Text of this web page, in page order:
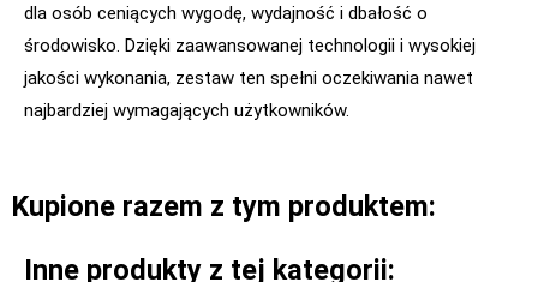
dla osób ceniących wygodę, wydajność i dbałość o
środowisko. Dzięki zaawansowanej technologii i wysokiej
jakości wykonania, zestaw ten spełni oczekiwania nawet
najbardziej wymagających użytkowników.
Kupione razem z tym produktem:
Inne produkty z tej kategorii: